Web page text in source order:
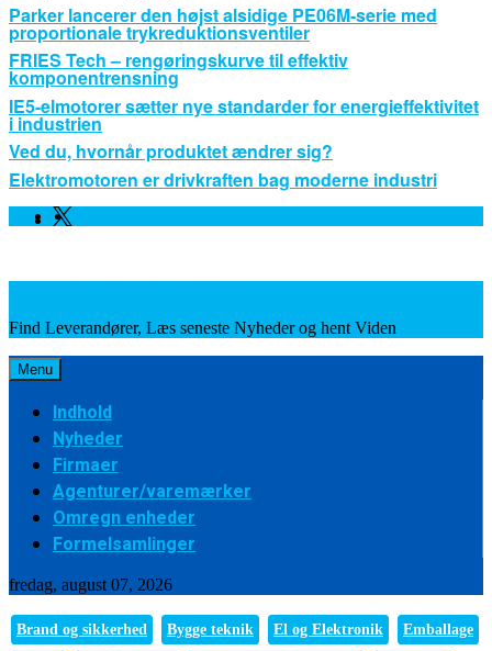
Parker lancerer den højst alsidige PE06M-serie med
proportionale trykreduktionsventiler
FRIES Tech – rengøringskurve til effektiv
komponentrensning
IE5-elmotorer sætter nye standarder for energieffektivitet
i industrien
Ved du, hvornår produktet ændrer sig?
Elektromotoren er drivkraften bag moderne industri
Facebook
Twitter
Find Leverandører, Læs seneste Nyheder og hent Viden
Menu
Indhold
Nyheder
Firmaer
Agenturer/varemærker
Omregn enheder
Formelsamlinger
fredag, august 07, 2026
Brand og sikkerhed Bygge teknik El og Elektronik Emballage